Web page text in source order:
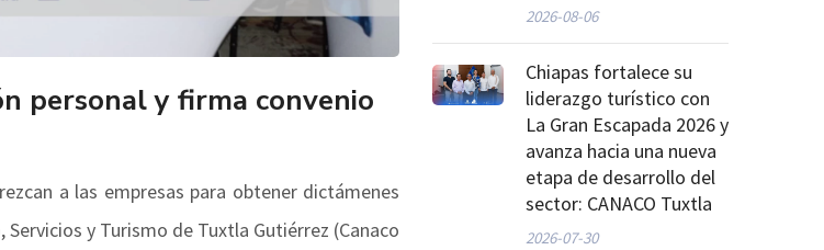
personal y firma convenio
a las empresas para obtener dictámenes
y Turismo de Tuxtla Gutiérrez (Canaco
2026-08-06
Chiapas fortalece su
liderazgo turístico con
La Gran Escapada 2026 y
avanza hacia una nueva
etapa de desarrollo del
sector: CANACO Tuxtla
2026-07-30